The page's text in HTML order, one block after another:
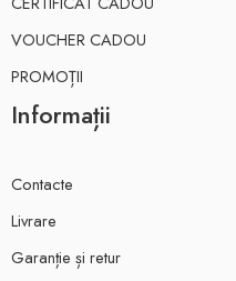
VOUCHER CADOU
PROMOȚII
Informații
Contacte
Livrare
Garanție și retur